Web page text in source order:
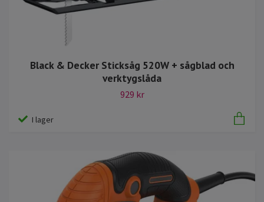
Black & Decker Sticksåg 520W + sågblad och
verktygslåda
929 kr
I lager